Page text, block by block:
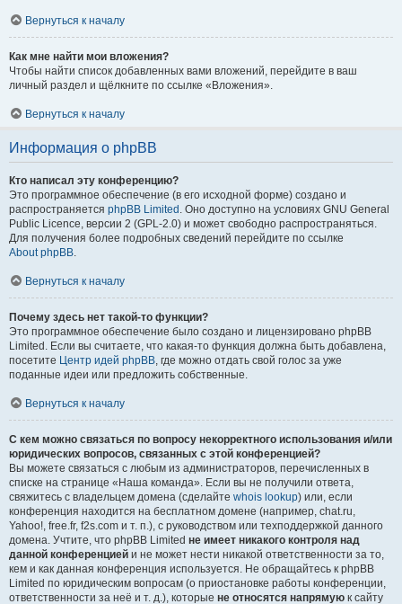
Вернуться к началу
Как мне найти мои вложения?
Чтобы найти список добавленных вами вложений, перейдите в ваш
личный раздел и щёлкните по ссылке «Вложения».
Вернуться к началу
Информация о phpBB
Кто написал эту конференцию?
Это программное обеспечение (в его исходной форме) создано и
распространяется phpBB Limited . Оно доступно на условиях GNU General
Public Licence, версии 2 (GPL-2.0) и может свободно распространяться.
Для получения более подробных сведений перейдите по ссылке
About phpBB.
Вернуться к началу
Почему здесь нет такой-то функции?
Это программное обеспечение было создано и лицензировано phpBB
Limited. Если вы считаете, что какая-то функция должна быть добавлена,
посетите Центр идей phpBB, где можно отдать свой голос за уже
поданные идеи или предложить собственные.
Вернуться к началу
С кем можно связаться по вопросу некорректного использования и/или
юридических вопросов, связанных с этой конференцией?
Вы можете связаться с любым из администраторов, перечисленных в
списке на странице «Наша команда». Если вы не получили ответа,
свяжитесь с владельцем домена (сделайте whois lookup) или, если
конференция находится на бесплатном домене (например, chat.ru,
Yahoo!, free.fr, f2s.com и т. п.), с руководством или техподдержкой данного
домена. Учтите, что phpBB Limited не имеет никакого контроля над
данной конференцией и не может нести никакой ответственности за то,
кем и как данная конференция используется. Не обращайтесь к phpBB
Limited по юридическим вопросам (о приостановке работы конференции,
ответственности за неё и т. д.), которые не относятся напрямую к сайту